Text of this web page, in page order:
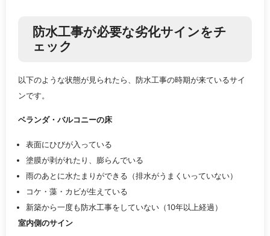
防水工事が必要な劣化サインをチ
ェック
以下のような状態が見られたら、防水工事の時期が来ているサイ
ンです。
ベランダ・バルコニーの床
表面にひびが入っている
塗膜が剥がれたり、膨らんでいる
雨のあとに水たまりができる（排水がうまくいっていない）
コケ・藻・カビが生えている
新築から一度も防水工事をしていない（10年以上経過）
室内側のサイン